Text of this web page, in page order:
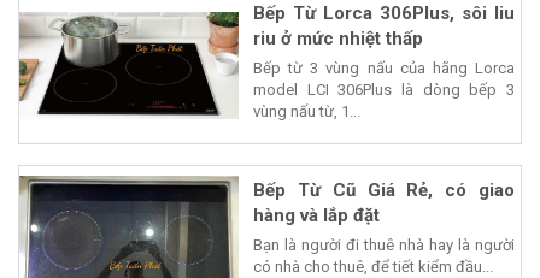
Bếp Từ Lorca 306Plus, sôi liu
riu ở mức nhiệt thấp
Bếp từ 3 vùng nấu của hãng Lorca
model LCI 306Plus là dòng bếp 3
vùng nấu từ, 1...
Bếp Từ Cũ Giá Rẻ, có giao
hàng và lắp đặt
Bạn là người đi thuê nhà hay là người
có nhà cho thuê, để tiết kiểm đầu...